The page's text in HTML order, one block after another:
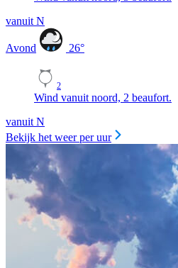
vanuit N
Avond 26°
2
Wind vanuit noord, 2 beaufort.
vanuit N
Bekijk het weer per uur